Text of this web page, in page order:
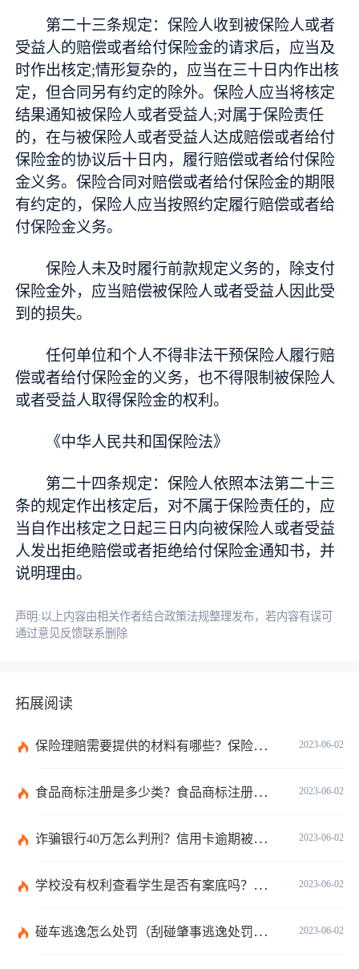
第二十三条规定：保险人收到被保险人或者
受益人的赔偿或者给付保险金的请求后，应当及
时作出核定;情形复杂的，应当在三十日内作出核
定，但合同另有约定的除外。保险人应当将核定
结果通知被保险人或者受益人;对属于保险责任
的，在与被保险人或者受益人达成赔偿或者给付
保险金的协议后十日内，履行赔偿或者给付保险
金义务。保险合同对赔偿或者给付保险金的期限
有约定的，保险人应当按照约定履行赔偿或者给
付保险金义务。
保险人未及时履行前款规定义务的，除支付
保险金外，应当赔偿被保险人或者受益人因此受
到的损失。
任何单位和个人不得非法干预保险人履行赔
偿或者给付保险金的义务，也不得限制被保险人
或者受益人取得保险金的权利。
《中华人民共和国保险法》
第二十四条规定：保险人依照本法第二十三
条的规定作出核定后，对不属于保险责任的，应
当自作出核定之日起三日内向被保险人或者受益
人发出拒绝赔偿或者拒绝给付保险金通知书，并
说明理由。
声明:以上内容由相关作者结合政策法规整理发布，若内容有误可
通过意见反馈联系删除
拓展阅读
2023-06-02
保险理赔需要提供的材料有哪些？保险理赔的材料有哪些法律依据？
2023-06-02
食品商标注册是多少类？食品商标注册是什么意思？
2023-06-02
诈骗银行40万怎么判刑？信用卡逾期被起诉了还能协商吗？
2023-06-02
学校没有权利查看学生是否有案底吗？有案底子女学校能查到吗？
2023-06-02
碰车逃逸怎么处罚（刮碰肇事逃逸处罚怎么规定的）